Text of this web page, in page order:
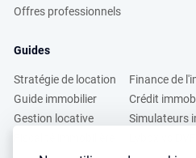
Offres professionnels
Guides
Stratégie de location
Guide immobilier
Gestion locative
Finance de
Crédit
Simulateurs